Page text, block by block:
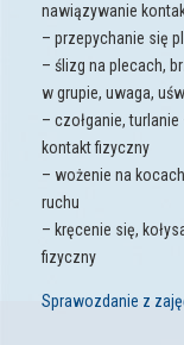
nawiązywanie
– przepychanie się
– ślizg na plecach,
w grupie, uwaga,
– czołganie,
kontakt fizyczny
– wożenie na
ruchu
– kręcenie się,
fizyczny
Sprawozdanie z